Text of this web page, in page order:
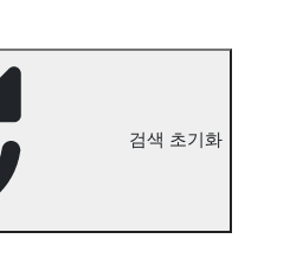
검색 초기화